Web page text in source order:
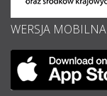
WERSJA MOBILNA